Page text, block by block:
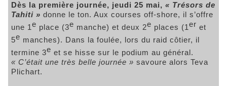
Dès la première journée, jeudi 25 mai, « Trésors de
Tahiti » donne le ton. Aux courses off-shore, il s’offre
une 1e place (3e manche) et deux 2e places (1er et
5e manches). Dans la foulée, lors du raid côtier, il
termine 3e et se hisse sur le podium au général.
« C’était une très belle journée » savoure alors Teva
Plichart.